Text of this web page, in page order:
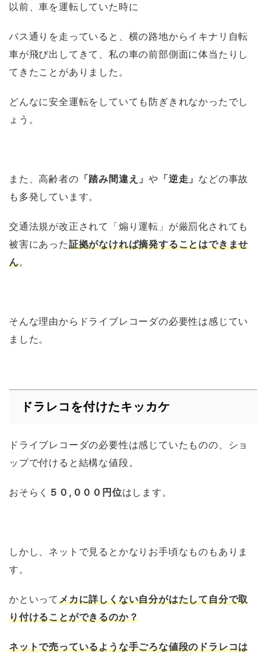
以前、車を運転していた時に
バス通りを走っていると、横の路地からイキナリ自転
車が飛び出してきて、私の車の前部側面に体当たりし
てきたことがありました。
どんなに安全運転をしていても防ぎきれなかったでし
ょう。
また、高齢者の 「踏み間違え」や 「逆走」 などの事故
も多発しています。
交通法規が改正されて「煽り運転」が厳罰化されても
被害にあった証拠がなければ摘発することはできませ
ん。
そんな理由からドライブレコーダの必要性は感じてい
ました。
ドラレコを付けたキッカケ
ドライブレコーダの必要性は感じていたものの、ショ
ップで付けると結構な値段。
おそらく ５０,０００円位はします。
しかし、ネットで見るとかなりお手頃なものもありま
す。
かといってメカに詳しくない自分がはたして自分で取
り付けることができるのか？
ネットで売っているような手ごろな値段のドラレコは